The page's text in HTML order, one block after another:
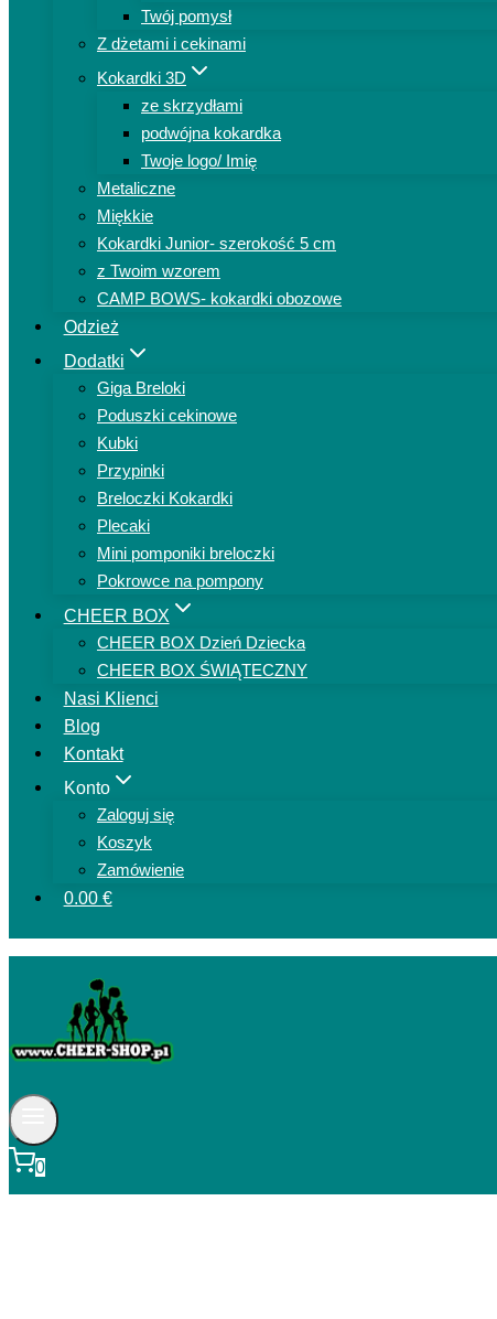
Twój pomysł
Z dżetami i cekinami
Kokardki 3D
ze skrzydłami
podwójna kokardka
Twoje logo/ Imię
Metaliczne
Miękkie
Kokardki Junior- szerokość 5 cm
z Twoim wzorem
CAMP BOWS- kokardki obozowe
Odzież
Dodatki
Giga Breloki
Poduszki cekinowe
Kubki
Przypinki
Breloczki Kokardki
Plecaki
Mini pomponiki breloczki
Pokrowce na pompony
CHEER BOX
CHEER BOX Dzień Dziecka
CHEER BOX ŚWIĄTECZNY
Nasi Klienci
Blog
Kontakt
Konto
Zaloguj się
Koszyk
Zamówienie
0.00 €
0